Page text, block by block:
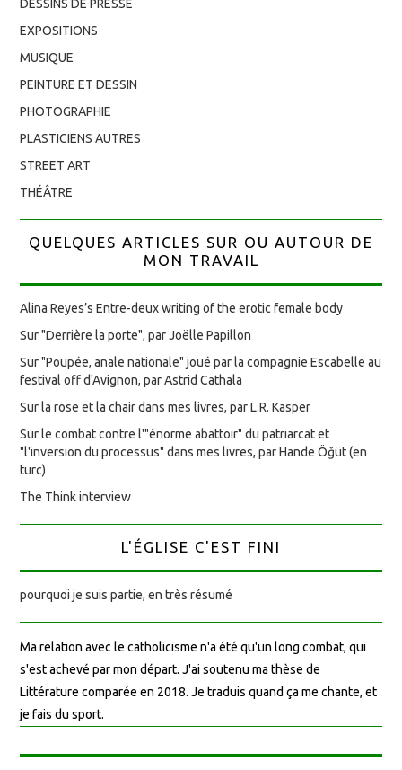
DESSINS DE PRESSE
EXPOSITIONS
MUSIQUE
PEINTURE ET DESSIN
PHOTOGRAPHIE
PLASTICIENS AUTRES
STREET ART
THÉÂTRE
QUELQUES ARTICLES SUR OU AUTOUR DE
MON TRAVAIL
Alina Reyes’s Entre-deux writing of the erotic female body
Sur "Derrière la porte", par Joëlle Papillon
Sur "Poupée, anale nationale" joué par la compagnie Escabelle au
festival off d'Avignon, par Astrid Cathala
Sur la rose et la chair dans mes livres, par L.R. Kasper
Sur le combat contre l'"énorme abattoir" du patriarcat et
"l'inversion du processus" dans mes livres, par Hande Öğüt (en
turc)
The Think interview
L'ÉGLISE C'EST FINI
pourquoi je suis partie, en très résumé
Ma relation avec le catholicisme n'a été qu'un long combat, qui
s'est achevé par mon départ. J'ai soutenu ma thèse de
Littérature comparée en 2018. Je traduis quand ça me chante, et
je fais du sport.